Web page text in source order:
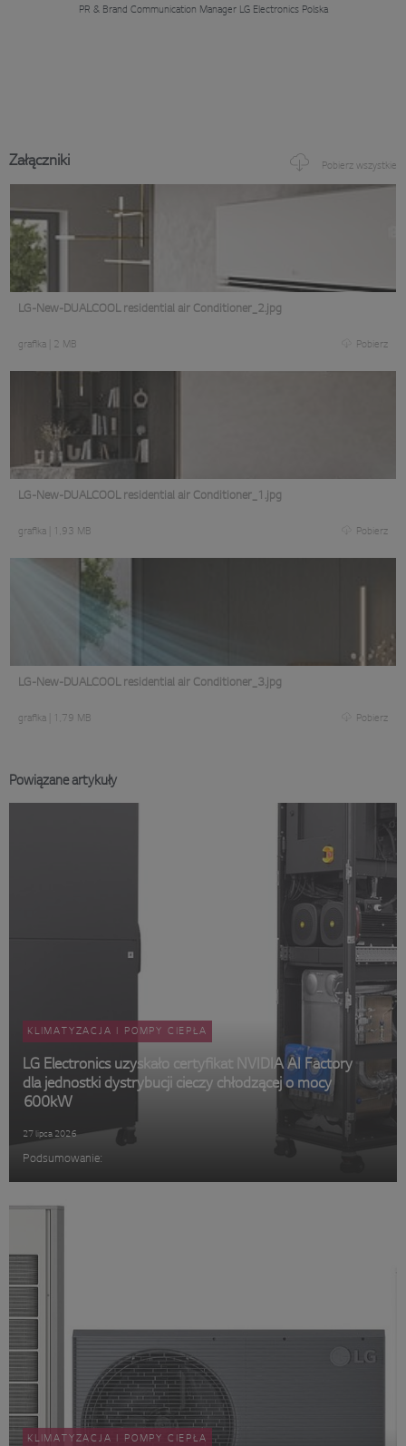
PR & Brand Communication ManagerLG Electronics Polska
Załączniki Pobierz wszystkie
LG-New-DUALCOOL residential air Conditioner_2.jpg
grafika 2 MB Pobierz
LG-New-DUALCOOL residential air Conditioner_1.jpg
grafika 1,93 MB Pobierz
LG-New-DUALCOOL residential air Conditioner_3.jpg
grafika 1,79 MB Pobierz
Powiązane artykuły
KLIMATYZACJA I POMPY CIEPŁA
LG Electronics uzyskało certyfikat NVIDIA AI Factory
dla jednostki dystrybucji cieczy chłodzącej o mocy
600kW
27 lipca 2026
Podsumowanie:
KLIMATYZACJA I POMPY CIEPŁA